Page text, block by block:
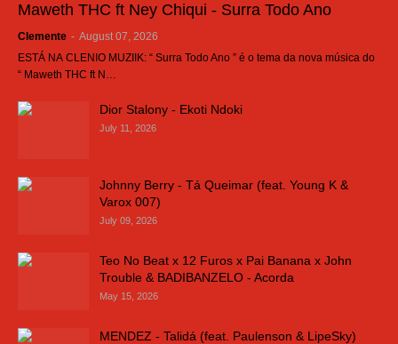
Maweth THC ft Ney Chiqui - Surra Todo Ano
Clemente - August 07, 2026
ESTÁ NA CLENIO MUZIIK: “ Surra Todo Ano ” é o tema da nova música do
“ Maweth THC ft N…
Dior Stalony - Ekoti Ndoki
July 11, 2026
Johnny Berry - Tá Queimar (feat. Young K &
Varox 007)
July 09, 2026
Teo No Beat x 12 Furos x Pai Banana x John
Trouble & BADIBANZELO - Acorda
May 15, 2026
MENDEZ - Talidá (feat. Paulenson & LipeSky)